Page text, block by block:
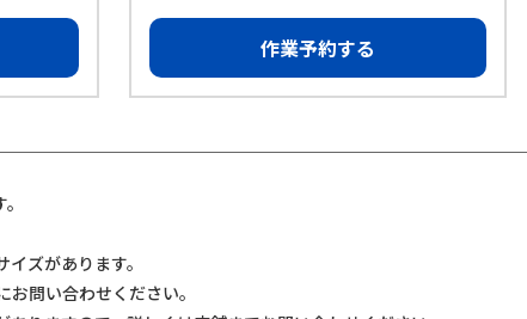
作業予約する
ズがあります。
問い合わせください。